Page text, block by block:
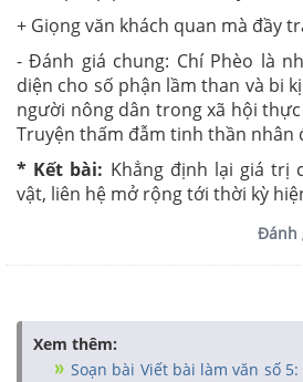
+ Giọng văn khách quan mà đầy
- Đánh giá chung: Chí Phèo là
diện cho số phận lầm than và bi
người nông dân trong xã hội
Truyện thấm đẫm tinh thần nhân
* Kết bài: Khẳng định lại giá trị
vật, liên hệ mở rộng tới thời kỳ
Đánh
Xem thêm:
Soạn bài Viết bài làm văn số